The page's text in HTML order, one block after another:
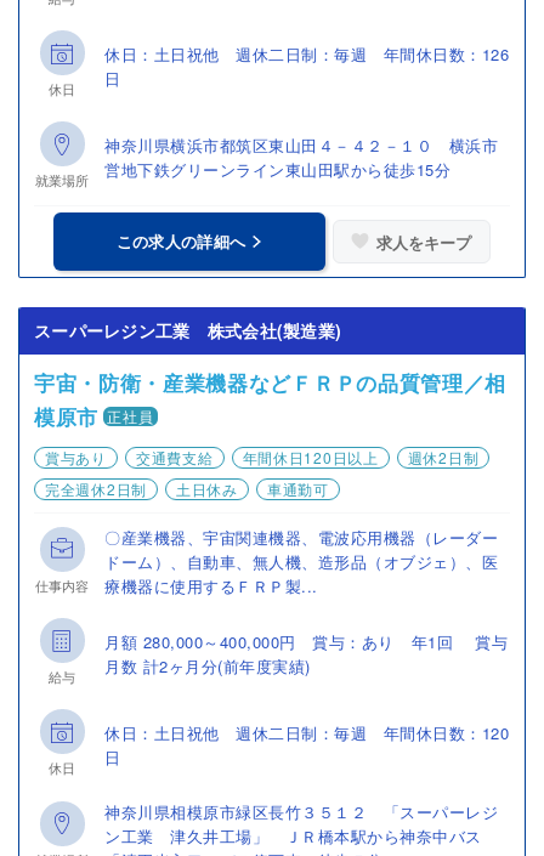
休日
休日：土日祝他 週休二日制：毎週 年間休日数：126
日
就業場所
神奈川県横浜市都筑区東山田４－４２－１０ 横浜市
営地下鉄グリーンライン東山田駅から徒歩15分
この求人の詳細へ 求人をキープ
スーパーレジン工業 株式会社(製造業)
宇宙・防衛・産業機器などＦＲＰの品質管理／相
模原市 正社員
賞与あり
交通費支給 年間休日120日以上
週休2日制
完全週休2日制
土日休み 車通勤可
仕事内容
〇産業機器、宇宙関連機器、電波応用機器（レーダー
ドーム）、自動車、無人機、造形品（オブジェ）、医
療機器に使用するＦＲＰ製...
給与
月額 280,000～400,000円 賞与：あり 年1回 賞与
月数 計2ヶ月分(前年度実績)
休日
休日：土日祝他 週休二日制：毎週 年間休日数：120
日
神奈川県相模原市緑区長竹３５１２ 「スーパーレジ
ン工業 津久井工場」 ＪＲ橋本駅から神奈中バス